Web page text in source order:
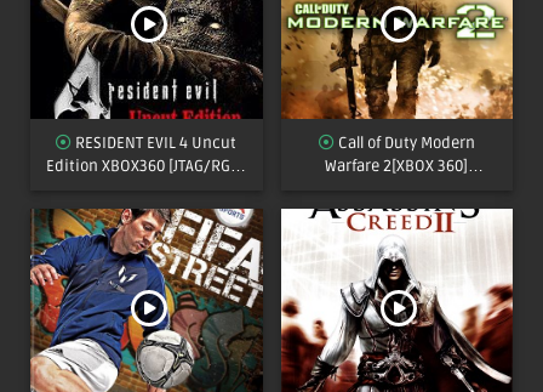
RESIDENT EVIL 4 Uncut
Edition XBOX360 [JTAG/RGH]
Call of Duty Modern
Warfare 2[XBOX 360]